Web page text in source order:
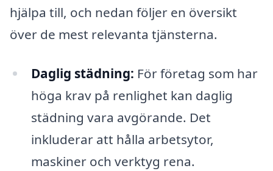
hjälpa till, och nedan följer en översikt
över de mest relevanta tjänsterna.
Daglig städning: För företag som har
höga krav på renlighet kan daglig
städning vara avgörande. Det
inkluderar att hålla arbetsytor,
maskiner och verktyg rena.